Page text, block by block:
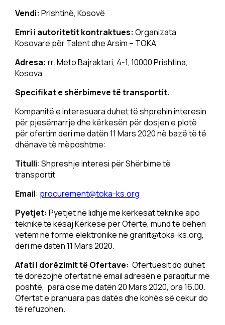
Vendi: Prishtinë, Kosovë
Emri i autoritetit kontraktues: Organizata
Kosovare për Talent dhe Arsim – TOKA
Adresa: rr. Meto Bajraktari, 4-1, 10000 Prishtina,
Kosova
Specifikat e shërbimeve të transportit.
Kompanitë e interesuara duhet të shprehin interesin
për pjesëmarrje dhe kërkesën për dosjen e plotë
për ofertim deri me datën 11 Mars 2020 në bazë të të
dhënave të mëposhtme:
Titulli: Shpreshje interesi për Shërbime të
transportit
Email: procurement@toka-ks.org
Pyetjet: Pyetjet në lidhje me kërkesat teknike apo
teknike te kësaj Kërkesë për Ofertë, mund të bëhen
vetëm në formë elektronike nëgranit@toka-ks.org,
deri me datën 11 Mars 2020.
Afati i dorëzimit të Ofertave: Ofertuesit do duhet
të dorëzojnë ofertat në email adresën e paraqitur më
poshtë, para ose me datën 20 Mars 2020, ora 16.00.
Ofertat e pranuara pas datës dhe kohës së cekur do
të refuzohen.